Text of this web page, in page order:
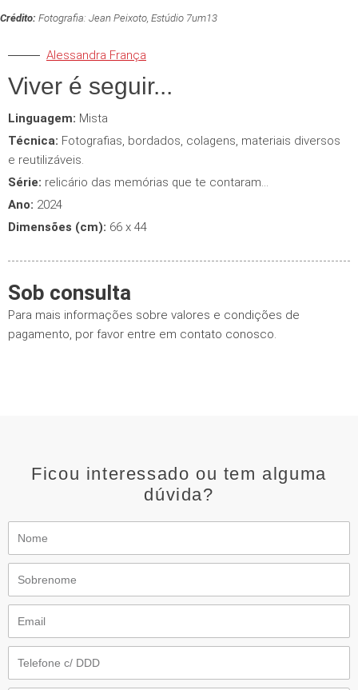
Crédito: Fotografia: Jean Peixoto, Estúdio 7um13
Alessandra França
Viver é seguir...
Linguagem: Mista
Técnica: Fotografias, bordados, colagens, materiais diversos
e reutilizáveis.
Série: relicário das memórias que te contaram...
Ano: 2024
Dimensões (cm): 66 x 44
Sob consulta
Para mais informações sobre valores e condições de
pagamento, por favor entre em contato conosco.
Ficou interessado ou tem alguma
dúvida?